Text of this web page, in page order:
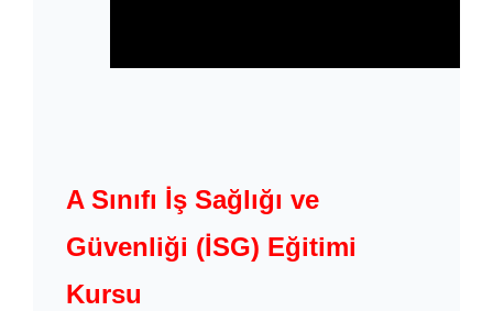
A Sınıfı İş Sağlığı ve
Güvenliği (İSG) Eğitimi
Kursu